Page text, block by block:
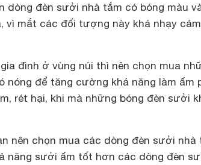
dòng đèn sưởi nhà tắm có bóng màu
vì mắt các đối tượng này khá nhạy
đình ở vùng núi thì nên chọn mua
nóng để tăng cường khá năng làm ấm
rét hại, khi mà những bóng đèn sưởi
nên chọn mua các dòng đèn sưởi nhà
năng sưởi ấm tốt hơn các dòng đèn